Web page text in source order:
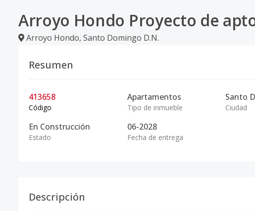
Arroyo Hondo Proyecto de
Arroyo Hondo, Santo Domingo D.N.
Resumen
413658
Código
Apartamentos
Tipo de inmueble
Santo
Ciudad
En Construcción
Estado
06-2028
Fecha de entrega
Descripción